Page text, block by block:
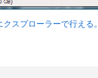
スプローラーで行える。